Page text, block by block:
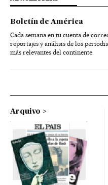
Boletín de América
Cada semana en tu cuenta de
reportajes y análisis de los
más relevantes del continente.
Arquivo